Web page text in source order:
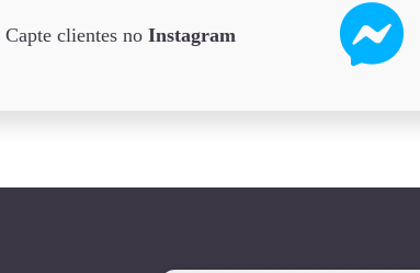
Capte clientes no Instagram